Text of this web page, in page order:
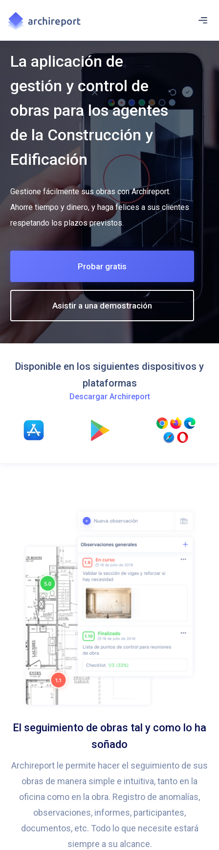
La aplicación de
gestión y control de
obras para los agentes
de la Construcción y
Edificación
Gestione fácilmente sus obras con Archireport.
Ahorre tiempo y dinero, y haga felices a sus clientes
respetando los plazos previstos.
Probar gratis
Asistir a una demostración
Disponible en los siguientes dispositivos y
plataformas
Descargar Archireport
El seguimiento de obras tal y como lo ha
soñado
Archireport le permite hacer el seguimiento de sus
obras de manera simple e intuitiva, tanto en la
oficina como en la obra. Registro de anomalías,
observaciones, informes, participantes,
documentos, etc. Todo lo que necesite estará
siempre a su alcance.